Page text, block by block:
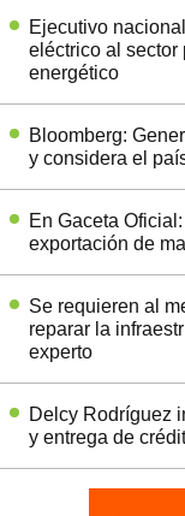
Ejecutivo
eléctrico al sector
energético
Bloomberg:
y considera el
En Gaceta
exportación de
Se requieren al
reparar la
experto
Delcy Rodríguez
y entrega de